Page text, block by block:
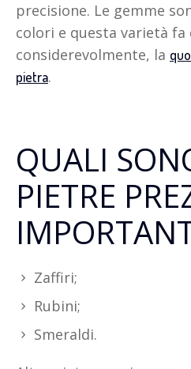
precisione. Le gemme
colori e questa varietà fa
considerevolmente, la
pietra.
QUALI
PIETRE
Zaffiri;
Rubini;
Smeraldi.